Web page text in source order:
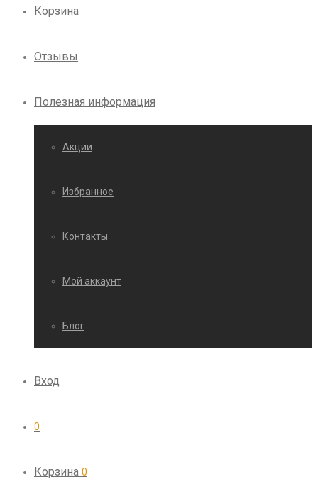
Корзина
Отзывы
Полезная информация
Акции
Избранное
Контакты
Мой аккаунт
Блог
Вход
0
Корзина 0